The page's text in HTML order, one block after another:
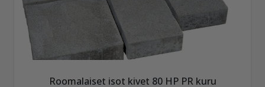
Roomalaiset isot kivet 80 HP PR kuru